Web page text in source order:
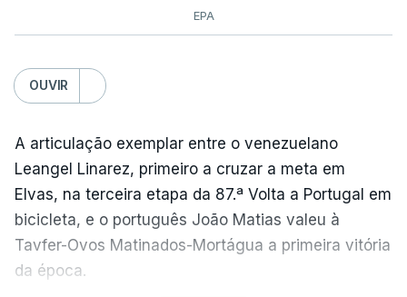
EPA
OUVIR
A articulação exemplar entre o venezuelano
Leangel Linarez, primeiro a cruzar a meta em
Elvas, na terceira etapa da 87.ª Volta a Portugal em
bicicleta, e o português João Matias valeu à
Tavfer-Ovos Matinados-Mortágua a primeira vitória
da época.